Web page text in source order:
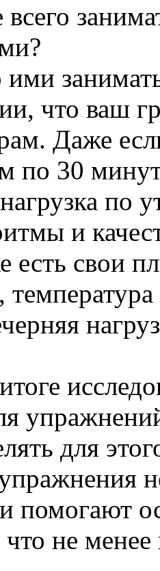
что ваш
Даже
по 30
по
и
есть свои
для
помогают
не менее